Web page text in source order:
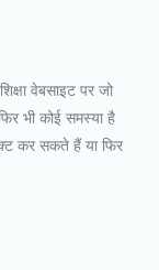
वेबसाइट पर जो
भी कोई समस्या है
कर सकते हैं या फिर